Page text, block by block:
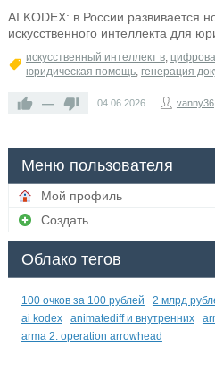
AI KODEX: в России развивается
искусственного интеллекта для
искусственный интеллект в,
юридическая помощь, генерация
— 04.06.2026 vanny36
Меню пользователя
Мой профиль
Создать
Облако тегов
100 очков за 100 рублей 2 млрд
ai kodex
animatediff и внутренних
arma 2: operation arrowhead